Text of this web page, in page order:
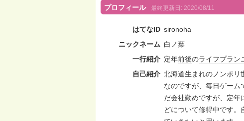
プロフィール 最終更新日: 2020/08/11
はてなID sironoha
ニックネーム 白ノ葉
一行紹介 定年前後のライフプラン
自己紹介 北海道生まれのノンポリ
なのですが、毎日ゲーム
だ会社勤めですが、定年
どについて修得中です。